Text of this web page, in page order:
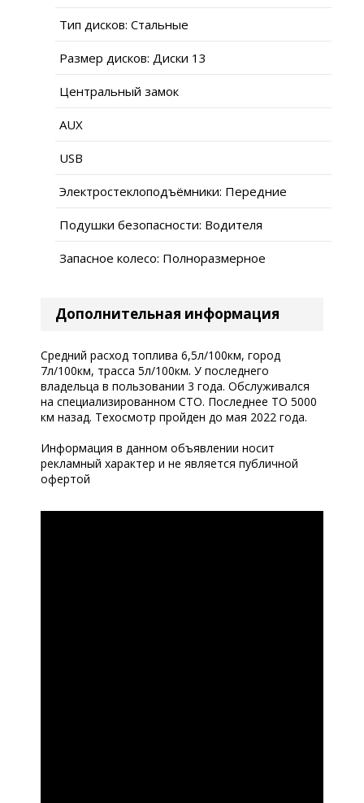
Тип дисков: Стальные
Размер дисков: Диски 13
Центральный замок
AUX
USB
Электростеклоподъёмники: Передние
Подушки безопасности: Водителя
Запасное колесо: Полноразмерное
Дополнительная информация
Средний расход топлива 6,5л/100км, город
7л/100км, трасса 5л/100км. У последнего
владельца в пользовании 3 года. Обслуживался
на специализированном СТО. Последнее ТО 5000
км назад. Техосмотр пройден до мая 2022 года.
Информация в данном объявлении носит
рекламный характер и не является публичной
офертой